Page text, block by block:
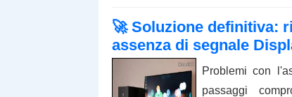
🚀 Soluzione definitiva:
assenza di segnale
Problemi con
passaggi